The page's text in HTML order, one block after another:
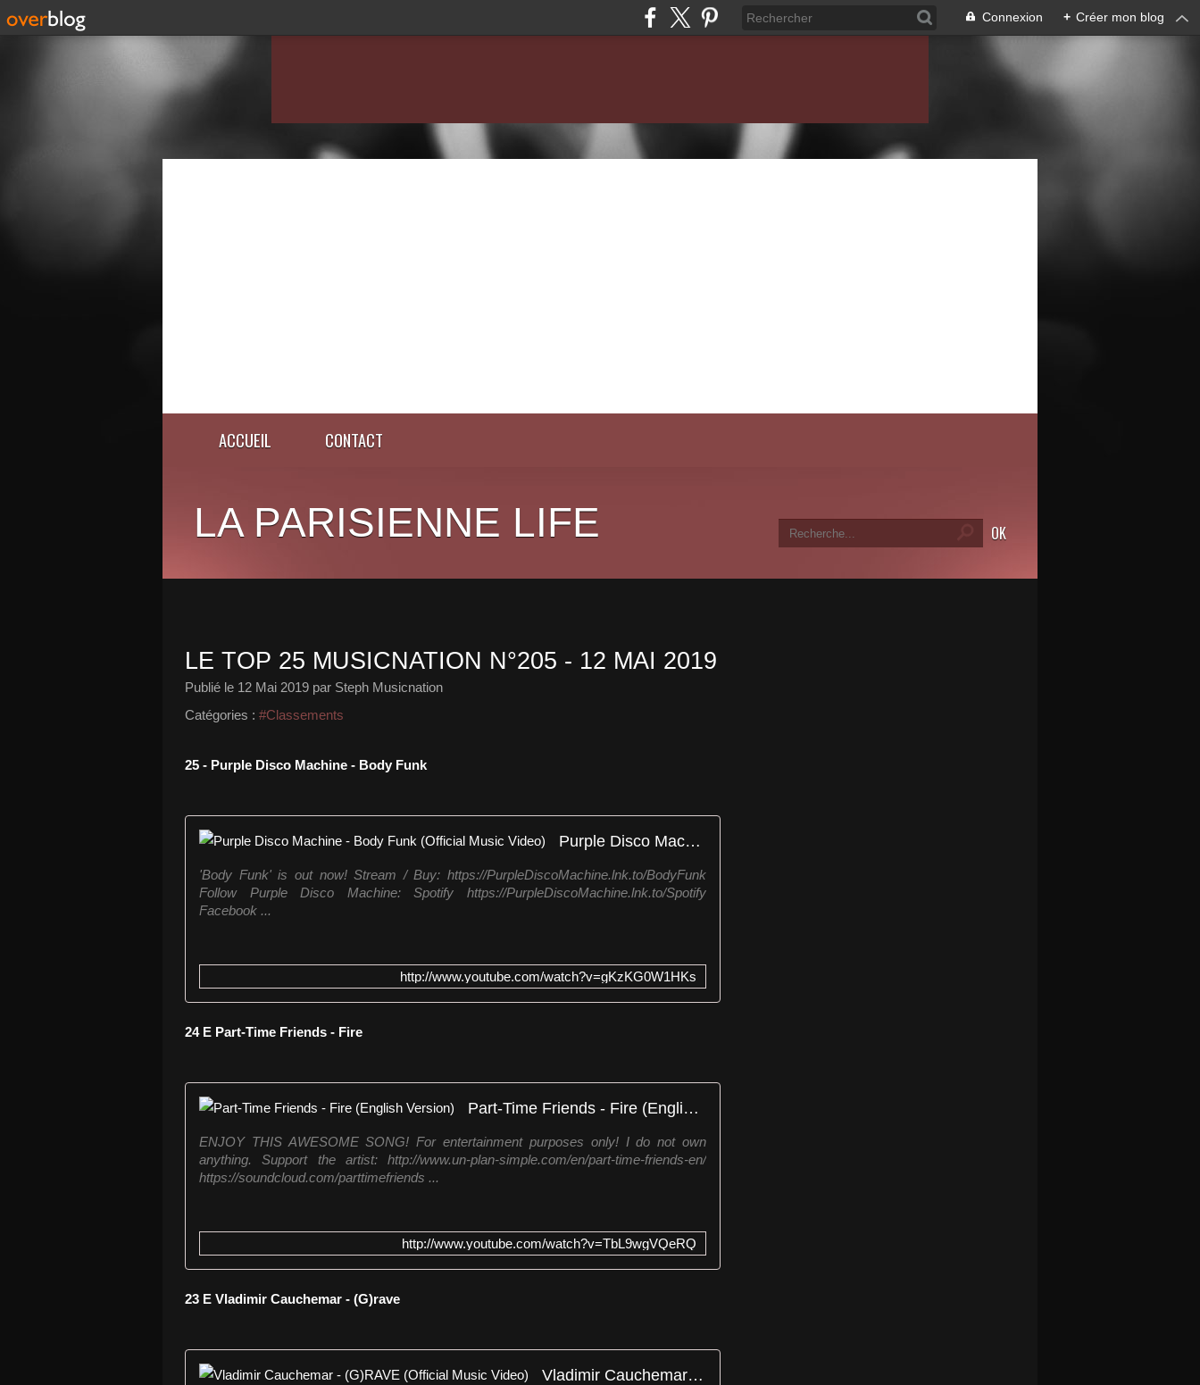
Connexion + Créer mon blog
ACCUEIL CONTACT
LA PARISIENNE LIFE
LE TOP 25 MUSICNATION N°205 - 12 MAI 2019
Publié le 12 Mai 2019 par Steph Musicnation
Catégories : #Classements
25 - Purple Disco Machine - Body Funk
Purple Disco Machine - Body Funk (Official Music Video)
'Body Funk' is out now! Stream / Buy: https://PurpleDiscoMachine.lnk.to/BodyFunk
Follow Purple Disco Machine: Spotify https://PurpleDiscoMachine.lnk.to/Spotify
Facebook ...
http://www.youtube.com/watch?v=gKzKG0W1HKs
24 E Part-Time Friends - Fire
Part-Time Friends - Fire (English Version)
ENJOY THIS AWESOME SONG! For entertainment purposes only! I do not own
anything. Support the artist: http://www.un-plan-simple.com/en/part-time-friends-en/
https://soundcloud.com/parttimefriends ...
http://www.youtube.com/watch?v=TbL9wgVQeRQ
23 E Vladimir Cauchemar - (G)rave
Vladimir Cauchemar - (G)RAVE (Official Music Video)